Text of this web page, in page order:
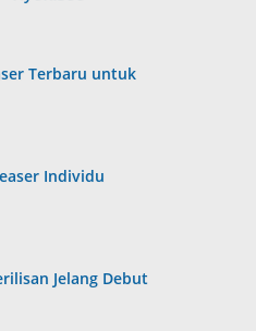
Terbaru untuk
Individu
Jelang Debut